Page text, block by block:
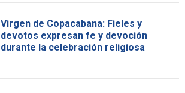
Virgen de Copacabana: Fieles y
devotos expresan fe y devoción
durante la celebración religiosa